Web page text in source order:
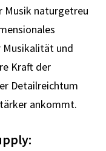
Musik naturgetreu
Musikalität und
Kraft der
Detailreichtum
ankommt.